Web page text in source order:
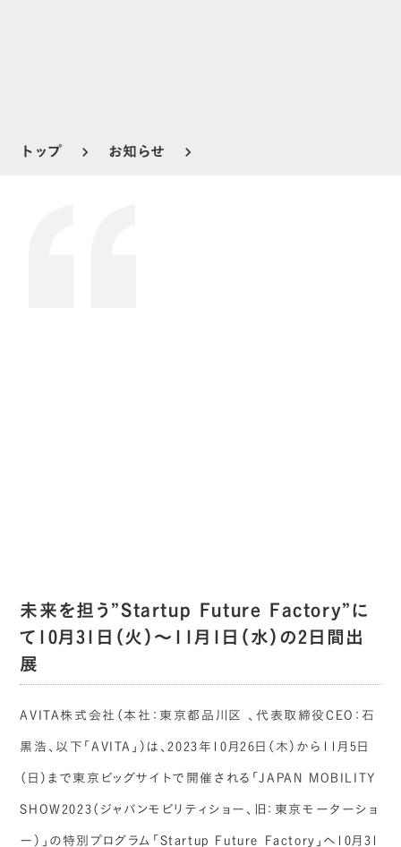
トップ keyboard_arrow_right お知らせ keyboard_arrow_right
未来を担う”Startup Future Factory”に
て10月31日（火）〜11月1日（水）の2日間出
展
AVITA株式会社（本社：東京都品川区 、代表取締役CEO：石
黒浩、以下「AVITA」）は、2023年10月26日（木）から11月5日
（日）まで東京ビッグサイトで開催される「JAPAN MOBILITY
SHOW2023（ジャパンモビリティショー、旧：東京モーターショ
ー）」の特別プログラム「Startup Future Factory」へ10月31